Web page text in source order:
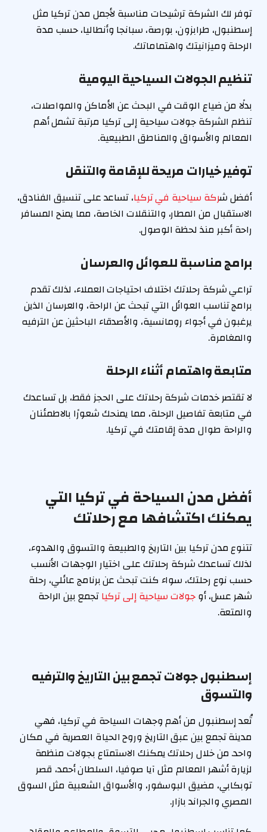
توفر لك الشركة ترشيحات مناسبة لأجمل مدن تركيا مثل
إسطنبول، طرابزون، بورصة، سبانجا وأنطاليا، حسب مدة
الرحلة وميزانيتك واهتماماتك.
تنظيم الجولات السياحية اليومية
بدلًا من ضياع الوقت في البحث عن الأماكن والمواصلات،
تنظم الشركة جولات سياحية إلى تركيا مرتبة تشمل أهم
المعالم والأسواق والمناطق الطبيعية.
توفير خيارات مريحة للإقامة والتنقل
أفضل شركة سياحية في تركيا، تساعد على تنسيق الفنادق،
الاستقبال من المطار، والتنقلات الخاصة، مما يمنح المسافر
راحة أكبر منذ لحظة الوصول.
برامج مناسبة للعوائل والعرسان
تراعي شركة رحلاتك اختلاف احتياجات العملاء، لذلك تقدم
برامج تناسب العوائل التي تبحث عن الراحة، والعرسان الذين
يرغبون في أجواء رومانسية، والأصدقاء الباحثين عن الترفيه
والمغامرة.
متابعة واهتمام أثناء الرحلة
لا تقتصر خدمات شركة رحلاتك على الحجز فقط، بل تساعدك
في متابعة تفاصيل الرحلة، مما يمنحك شعورًا بالاطمئنان
والراحة طوال مدة إقامتك في تركيا.
أفضل مدن السياحة في تركيا التي
يمكنك اكتشافها مع رحلاتك
تتنوع مدن تركيا بين التاريخ والطبيعة والتسوق والهدوء،
لذلك تساعدك شركة رحلاتك على اختيار الوجهات الأنسب
حسب نوع رحلتك، سواء كنت تبحث عن برنامج عائلي، رحلة
شهر عسل، أوجولات سياحية إلى تركياتجمع بين الراحة
والمتعة.
إسطنبول جولات تجمع بين التاريخ والترفيه
والتسوق
تُعد إسطنبول من أهم وجهات السياحة في تركيا، فهي
مدينة تجمع بين عبق التاريخ وروح الحياة العصرية في مكان
واحد. من خلال رحلاتك يمكنك الاستمتاع بجولات منظمة
لزيارة أشهر المعالم مثل آيا صوفيا، السلطان أحمد، قصر
توبكابي، مضيق البوسفور، والأسواق الشعبية مثل السوق
المصري والجراند بازار.